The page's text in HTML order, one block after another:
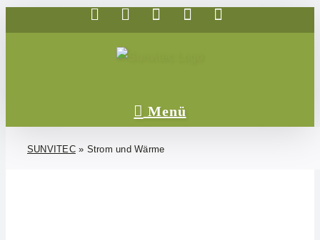
Inhalt
Telefon
Mail
WhatsAppFacebook
SUNVITEC» Strom und Wärme